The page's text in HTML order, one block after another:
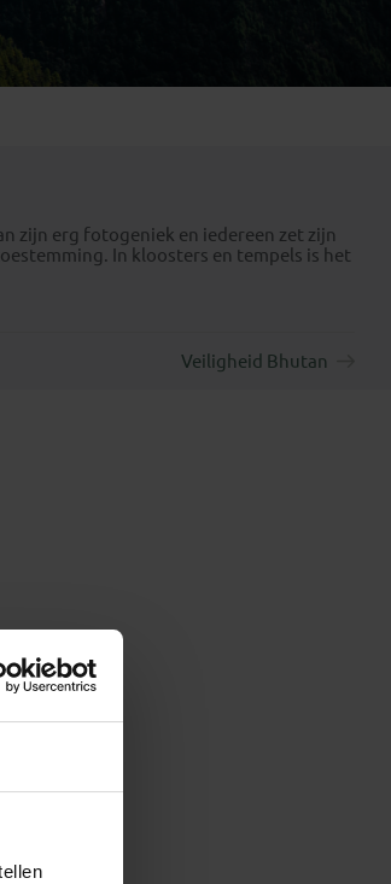
zijn erg fotogeniek en iedereen zet zijn
In kloosters en tempels is het
Veiligheid Bhutan